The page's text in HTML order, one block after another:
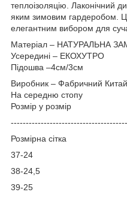
теплоізоляцію. Лаконічний
яким зимовим гардеробом.
елегантним вибором для
Матеріал – НАТУРАЛЬНА
Усередині – ЕКОХУТРО
Підошва –4см/3см
Виробник – Фабричний Китай
На середню стопу
Розмір у розмір
-----------------------------------
Розмірна сітка
37-24
38-24,5
39-25